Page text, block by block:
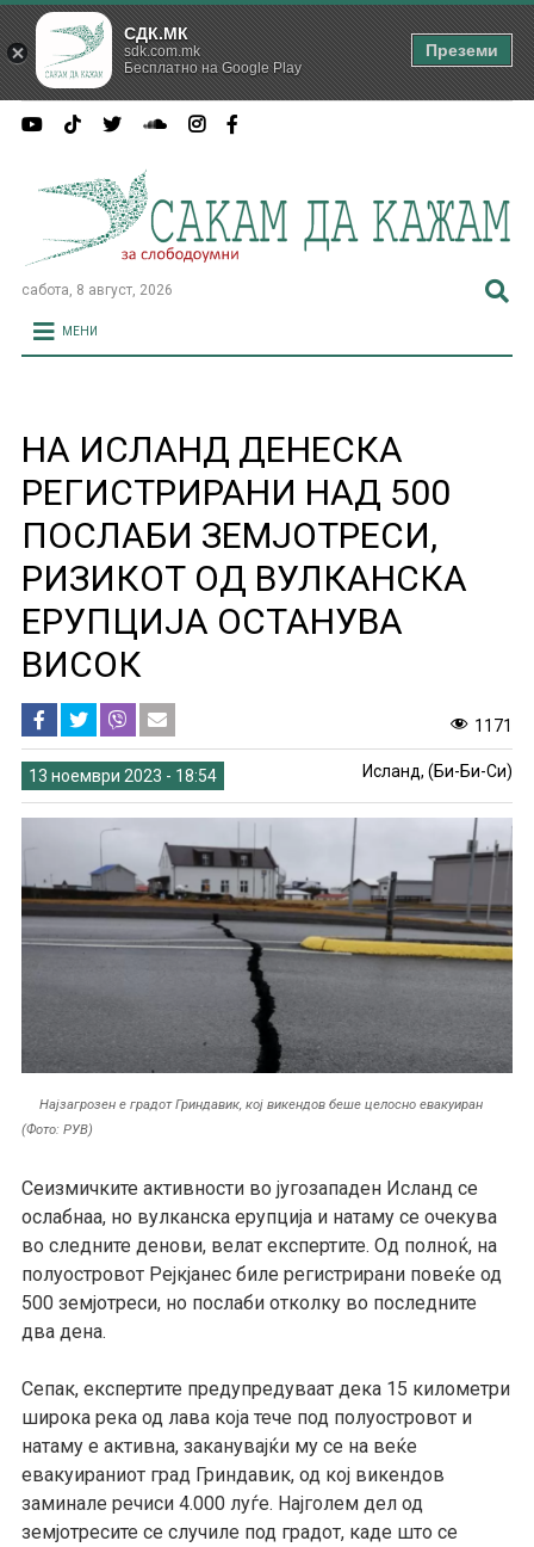
сабота, 8 август, 2026
МЕНИ
НА ИСЛАНД ДЕНЕСКА
РЕГИСТРИРАНИ НАД 500
ПОСЛАБИ ЗЕМЈОТРЕСИ,
РИЗИКОТ ОД ВУЛКАНСКА
ЕРУПЦИЈА ОСТАНУВА
ВИСОК
1171
13 ноември 2023 - 18:54 Исланд, (Би-Би-Си)
Најзагрозен е градот Гриндавик, кој викендов беше целосно евакуиран
(Фото: РУВ)
Сеизмичките активности во југозападен Исланд се
ослабнаа, но вулканска ерупција и натаму се очекува
во следните денови, велат експертите. Од полноќ, на
полуостровот Рејкјанес биле регистрирани повеќе од
500 земјотреси, но послаби отколку во последните
два дена.
Сепак, експертите предупредуваат дека 15 километри
широка река од лава која тече под полуостровот и
натаму е активна, заканувајќи му се на веќе
евакуираниот град Гриндавик, од кој викендов
заминале речиси 4.000 луѓе. Најголем дел од
земјотресите се случиле под градот, каде што се
СДК.МК
sdk.com.mk
Бесплатно на Google Play
Преземи